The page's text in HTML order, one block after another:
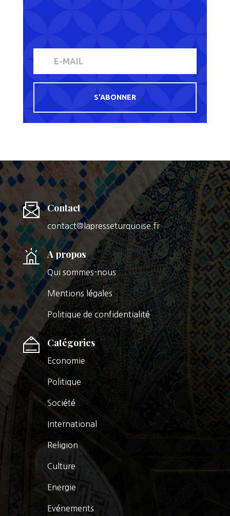
S'ABONNER
Contact
contact@lapresseturquoise.fr
A propos
Qui sommes-nous
Mentions légales
Politique de confidentialité
Catégories
Economie
Politique
Société
International
Religion
Culture
Energie
Evénements